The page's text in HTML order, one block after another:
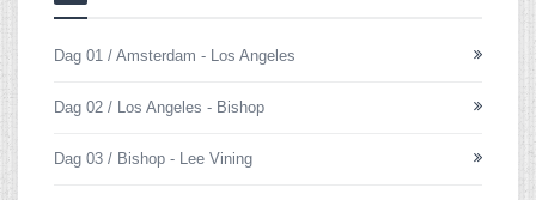
Dag 01 / Amsterdam - Los Angeles
Dag 02 / Los Angeles - Bishop
Dag 03 / Bishop - Lee Vining